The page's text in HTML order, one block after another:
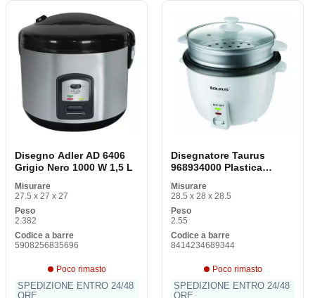
Disegno Adler AD 6406
Grigio Nero 1000 W 1,5 L
Misurare
27.5 x 27 x 27
Peso
2.382
Codice a barre
5908256835696
Poco rimasto
SPEDIZIONE ENTRO 24/48
ORE
Disegnatore Taurus
968934000 Plastica
Misurare
28.5 x 28 x 28.5
Peso
2.55
Codice a barre
8414234689344
Poco rimasto
SPEDIZIONE ENTRO 24/48
ORE